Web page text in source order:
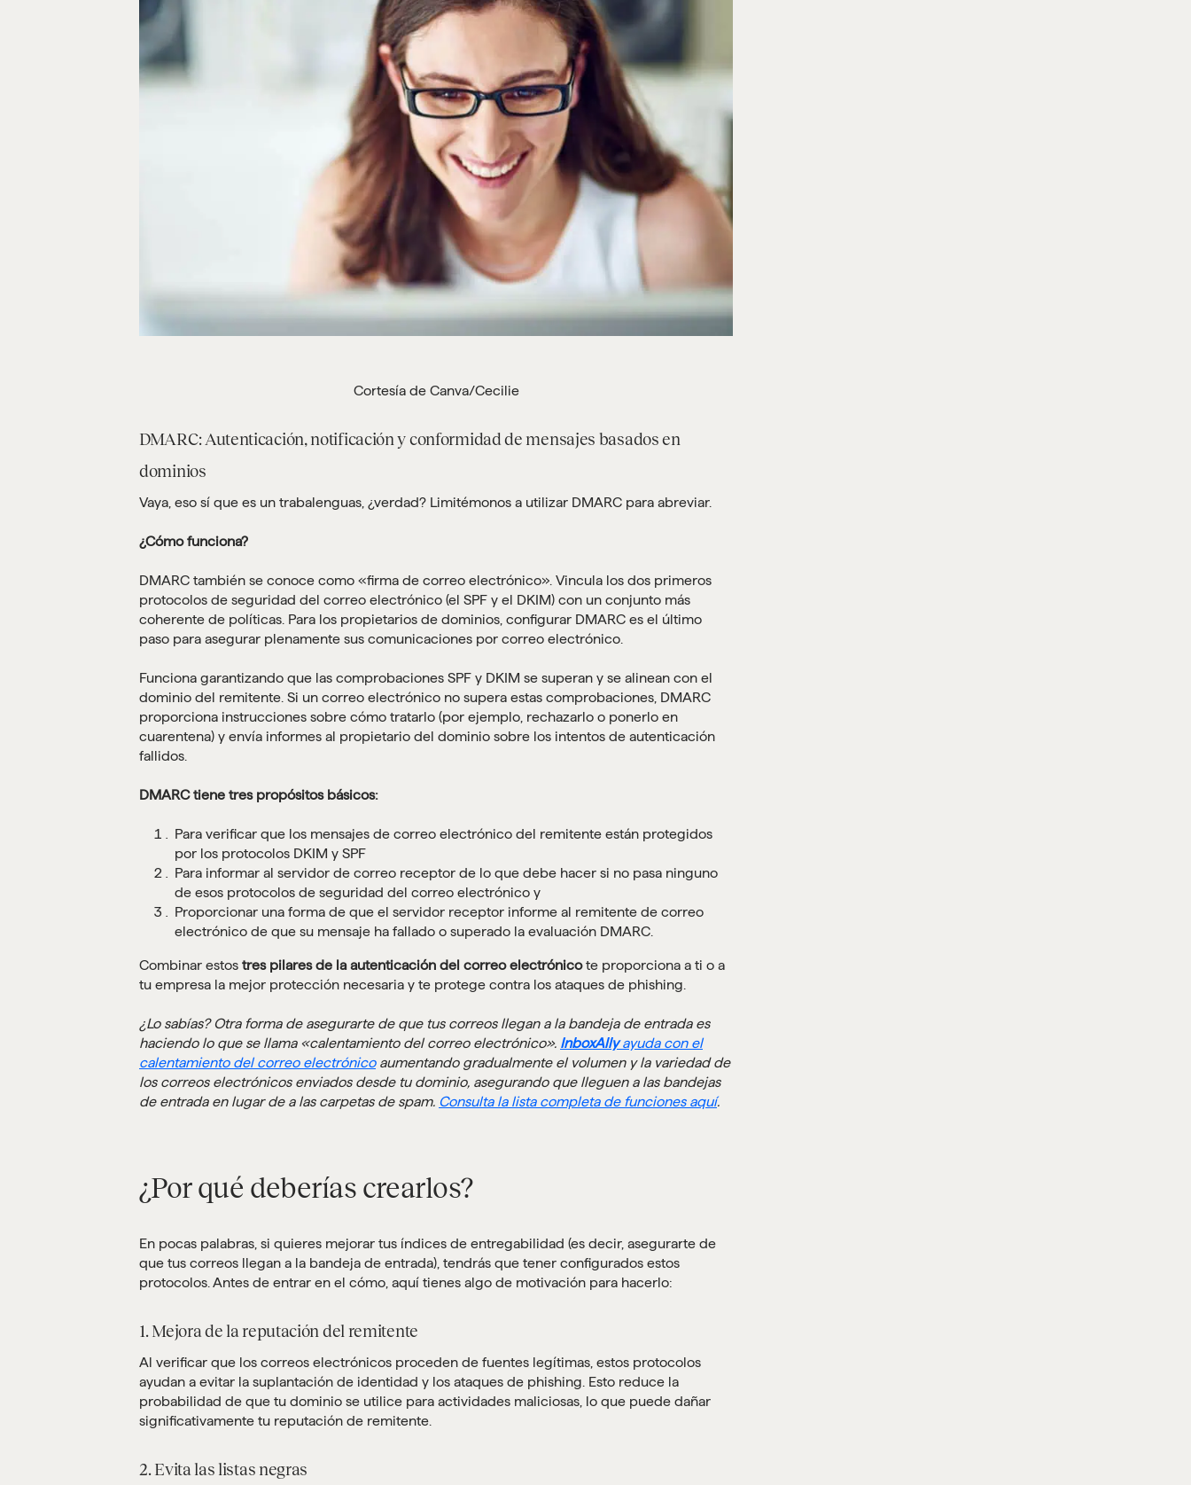
Cortesía de Canva/Cecilie
DMARC: Autenticación, notificación y conformidad de mensajes basados en
dominios
Vaya, eso sí que es un trabalenguas, ¿verdad? Limitémonos a utilizar DMARC para abreviar.
¿Cómo funciona?
DMARC también se conoce como «firma de correo electrónico». Vincula los dos primeros
protocolos de seguridad del correo electrónico (el SPF y el DKIM) con un conjunto más
coherente de políticas. Para los propietarios de dominios, configurar DMARC es el último
paso para asegurar plenamente sus comunicaciones por correo electrónico.
Funciona garantizando que las comprobaciones SPF y DKIM se superan y se alinean con el
dominio del remitente. Si un correo electrónico no supera estas comprobaciones, DMARC
proporciona instrucciones sobre cómo tratarlo (por ejemplo, rechazarlo o ponerlo en
cuarentena) y envía informes al propietario del dominio sobre los intentos de autenticación
fallidos.
DMARC tiene tres propósitos básicos:
Para verificar que los mensajes de correo electrónico del remitente están protegidos
por los protocolos DKIM y SPF
Para informar al servidor de correo receptor de lo que debe hacer si no pasa ninguno
de esos protocolos de seguridad del correo electrónico y
Proporcionar una forma de que el servidor receptor informe al remitente de correo
electrónico de que su mensaje ha fallado o superado la evaluación DMARC.
Combinar estos tres pilares de la autenticación del correo electrónicote proporciona a ti o a
tu empresa la mejor protección necesaria y te protege contra los ataques de phishing.
¿Lo sabías? Otra forma de asegurarte de que tus correos llegan a la bandeja de entrada es
haciendo lo que se llama «calentamiento del correo electrónico». InboxAllyayuda con el
calentamiento del correo electrónicoaumentando gradualmente el volumen y la variedad de
los correos electrónicos enviados desde tu dominio, asegurando que lleguen a las bandejas
de entrada en lugar de a las carpetas de spam. Consulta la lista completa de funciones aquí.
¿Por qué deberías crearlos?
En pocas palabras, si quieres mejorar tus índices de entregabilidad (es decir, asegurarte de
que tus correos llegan a la bandeja de entrada), tendrás que tener configurados estos
protocolos. Antes de entrar en el cómo, aquí tienes algo de motivación para hacerlo:
1. Mejora de la reputación del remitente
Al verificar que los correos electrónicos proceden de fuentes legítimas, estos protocolos
ayudan a evitar la suplantación de identidad y los ataques de phishing. Esto reduce la
probabilidad de que tu dominio se utilice para actividades maliciosas, lo que puede dañar
significativamente tu reputación de remitente.
2. Evita las listas negras